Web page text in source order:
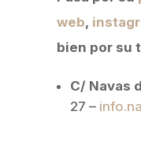
web,
bien por su
C/ Navas
27 –